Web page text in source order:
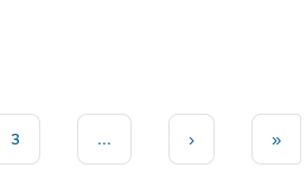
3 ... › »